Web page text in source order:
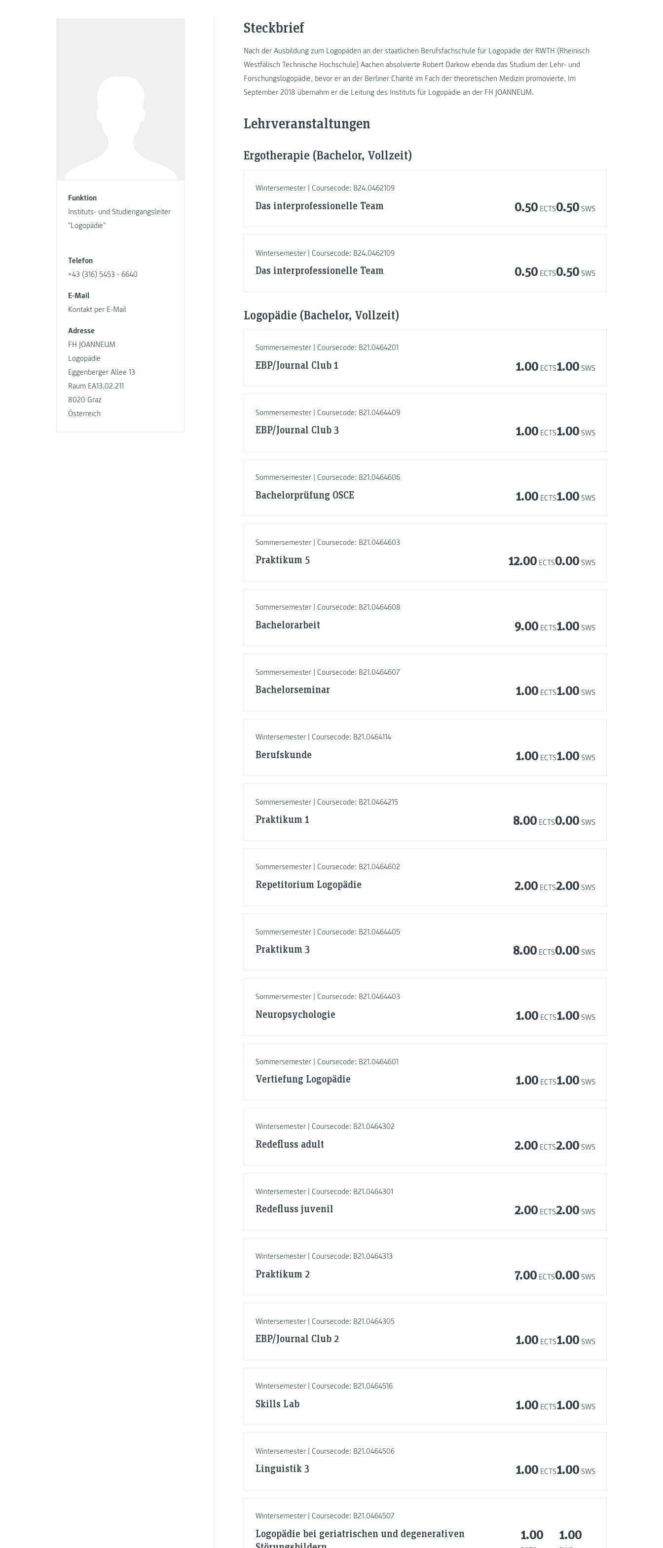
Funktion
Instituts- und Studiengangsleiter
"Logopädie"
Telefon
+43 (316) 5453 - 6640
E-Mail
Kontakt per E-Mail
Adresse
FH JOANNEUM
Logopädie
Eggenberger Allee 13
Raum EA13.02.211
8020 Graz
Österreich
Steckbrief
Nach der Ausbildung zum Logopäden an der staatlichen Berufsfachschule für Logopädie der RWTH (Rheinisch
Westfälisch Technische Hochschule) Aachen absolvierte Robert Darkow ebenda das Studium der Lehr- und
Forschungslogopädie, bevor er an der Berliner Charité im Fach der theoretischen Medizin promovierte. Im
September 2018 übernahm er die Leitung des Instituts für Logopädie an der FH JOANNEUM.
Lehrveranstaltungen
Ergotherapie (Bachelor, Vollzeit)
Wintersemester | Coursecode: B24.0462109
Das interprofessionelle Team 0.50 ECTS0.50 SWS
Wintersemester | Coursecode: B24.0462109
Das interprofessionelle Team 0.50 ECTS0.50 SWS
Logopädie (Bachelor, Vollzeit)
Sommersemester | Coursecode: B21.0464201
EBP/Journal Club 1 1.00 ECTS1.00 SWS
Sommersemester | Coursecode: B21.0464409
EBP/Journal Club 3 1.00 ECTS1.00 SWS
Sommersemester | Coursecode: B21.0464606
Bachelorprüfung OSCE 1.00 ECTS1.00 SWS
Sommersemester | Coursecode: B21.0464603
Praktikum 5 12.00 ECTS0.00 SWS
Sommersemester | Coursecode: B21.0464608
Bachelorarbeit 9.00 ECTS1.00 SWS
Sommersemester | Coursecode: B21.0464607
Bachelorseminar 1.00 ECTS1.00 SWS
Wintersemester | Coursecode: B21.0464114
Berufskunde 1.00 ECTS1.00 SWS
Sommersemester | Coursecode: B21.0464215
Praktikum 1 8.00 ECTS0.00 SWS
Sommersemester | Coursecode: B21.0464602
Repetitorium Logopädie 2.00 ECTS2.00 SWS
Sommersemester | Coursecode: B21.0464405
Praktikum 3 8.00 ECTS0.00 SWS
Sommersemester | Coursecode: B21.0464403
Neuropsychologie 1.00 ECTS1.00 SWS
Sommersemester | Coursecode: B21.0464601
Vertiefung Logopädie 1.00 ECTS1.00 SWS
Wintersemester | Coursecode: B21.0464302
Redefluss adult 2.00 ECTS2.00 SWS
Wintersemester | Coursecode: B21.0464301
Redefluss juvenil 2.00 ECTS2.00 SWS
Wintersemester | Coursecode: B21.0464313
Praktikum 2 7.00 ECTS0.00 SWS
Wintersemester | Coursecode: B21.0464305
EBP/Journal Club 2 1.00 ECTS1.00 SWS
Wintersemester | Coursecode: B21.0464516
Skills Lab 1.00 ECTS1.00 SWS
Wintersemester | Coursecode: B21.0464506
Linguistik 3 1.00 ECTS1.00 SWS
Wintersemester | Coursecode: B21.0464507
Logopädie bei geriatrischen und degenerativen
1.00 1.00